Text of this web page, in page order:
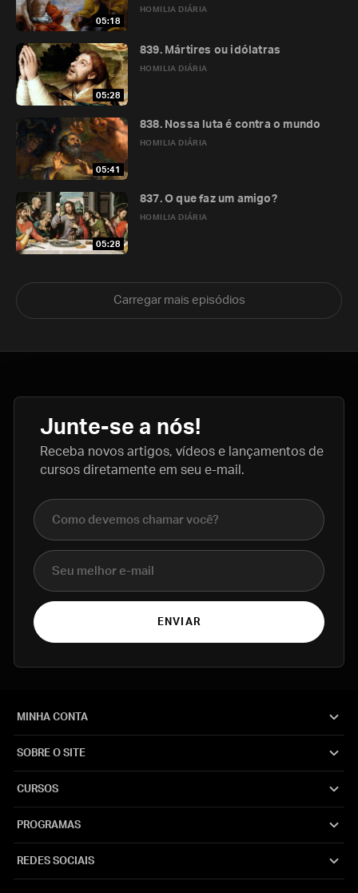
05:18
HOMILIA DIÁRIA
05:28
HOMILIA DIÁRIA
839. Mártires ou idólatras
05:41
HOMILIA DIÁRIA
838. Nossa luta é contra o mundo
05:28
HOMILIA DIÁRIA
837. O que faz um amigo?
Carregar mais episódios
Junte-se a nós!
Receba novos artigos, vídeos e lançamentos de
cursos diretamente em seu e-mail.
Nome completo
E-mail
ENVIAR
MINHA CONTA
SOBRE O SITE
CURSOS
PROGRAMAS
REDES SOCIAIS